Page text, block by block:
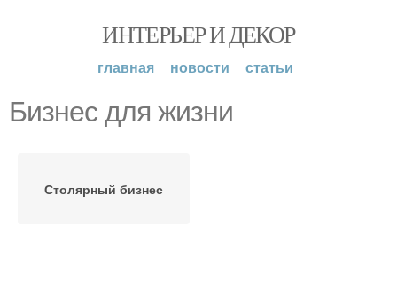
ИНТЕРЬЕР И ДЕКОР
главная новости статьи
Бизнес для жизни
Столярный бизнес